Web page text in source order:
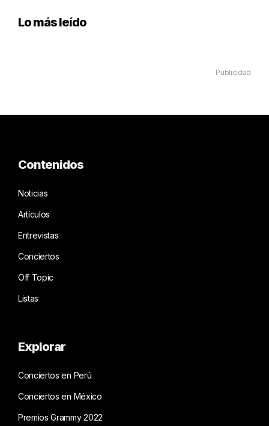
Lo más leído
Publicidad
Contenidos
Noticias
Artículos
Entrevistas
Conciertos
Off Topic
Listas
Explorar
Conciertos en Perú
Conciertos en México
Premios Grammy 2022